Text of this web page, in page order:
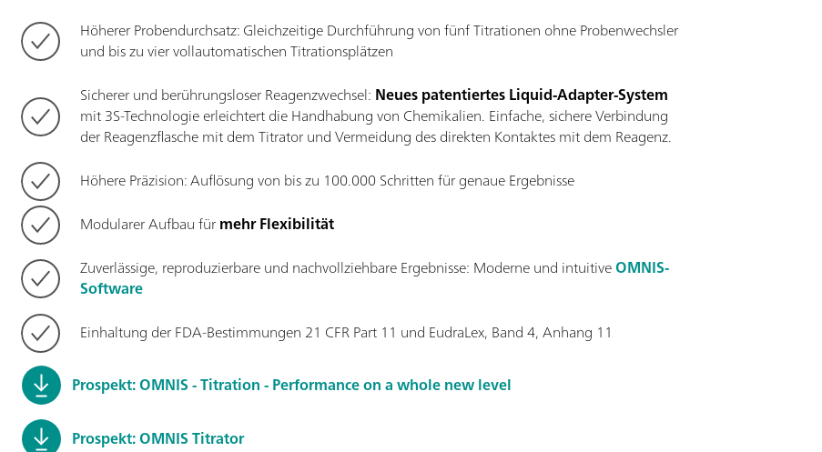
Höherer Probendurchsatz: Gleichzeitige Durchführung von fünf Titrationen ohne Probenwechsler
und bis zu vier vollautomatischen Titrationsplätzen
Sicherer und berührungsloser Reagenzwechsel: Neues patentiertes Liquid-Adapter-System
mit 3S-Technologie erleichtert die Handhabung von Chemikalien. Einfache, sichere Verbindung
der Reagenzflasche mit dem Titrator und Vermeidung des direkten Kontaktes mit dem Reagenz.
Höhere Präzision: Auflösung von bis zu 100.000 Schritten für genaue Ergebnisse
Modularer Aufbau fürmehr Flexibilität
Zuverlässige, reproduzierbare und nachvollziehbare Ergebnisse: Moderne und intuitiveOMNIS-
Software
Einhaltung der FDA-Bestimmungen 21 CFR Part 11 und EudraLex, Band 4, Anhang 11
Prospekt: OMNIS - Titration - Performance on a whole new level
Prospekt: OMNIS Titrator